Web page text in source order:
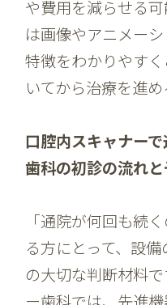
や費用を減らせる
は画像やアニメー
特徴をわかりやす
いてから治療を進め
口腔内スキャナー
歯科の初診の流れ
「通院が何回も続
る方にとって、設
の大切な判断材料